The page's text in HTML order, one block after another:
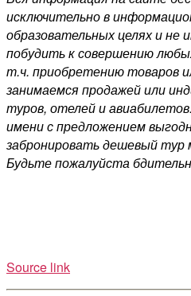
исключительно в
образовательных целях и не
побудить к совершению
т.ч. приобретению товаров
занимаемся продажей или
туров, отелей и
имени с предложением
забронировать дешевый
Будьте пожалуйста
Source link